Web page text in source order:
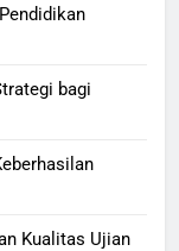
bagi
Kualitas Ujian